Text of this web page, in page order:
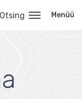
Otsing Menüü